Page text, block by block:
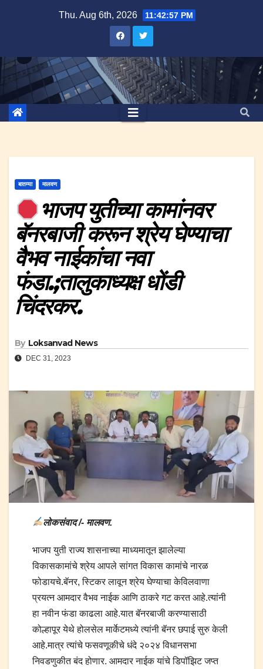
Thu. Aug 6th, 2026 11:42:57 PM
बातम्या मालवण
भाजप युतीच्या कामांनवर
बॅनरबाजी करून श्रेय घेण्याचा
वैभव नाईकांचा नवा
फंडा.;तालुकाध्यक्ष धोंडी
चिंदरकर.
By Loksanvad News
DEC 31, 2023
लोकसंवाद /- मालवण.
भाजप युती राज्य शासनाच्या माध्यमातून झालेल्या
विकासकामांचे श्रेय आपले सांगत विकास कामांचे नारळ
फोडायचे.बॅनर, स्टिकर लावून श्रेय घेण्याचा केविलवाणा
प्रयत्न आमदार वैभव नाईक आणि ठाकरे गट करत आहे.त्यांनी
हा नवीन फंडा काढला आहे.यात बॅनरबाजी करण्यासाठी
कोल्हापूर येथे होलसेल मार्केटमध्ये त्यांनी बॅनर छपाई सुरु केली
आहे.मात्र त्यांचे फसवणूकीचे धंदे २०२४ विधानसभा
निवडणुकीत बंद होणार. आमदार नाईक यांचे डिपॉझिट जप्त